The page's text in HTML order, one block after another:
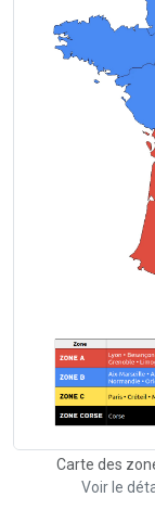
Carte des
Voir le